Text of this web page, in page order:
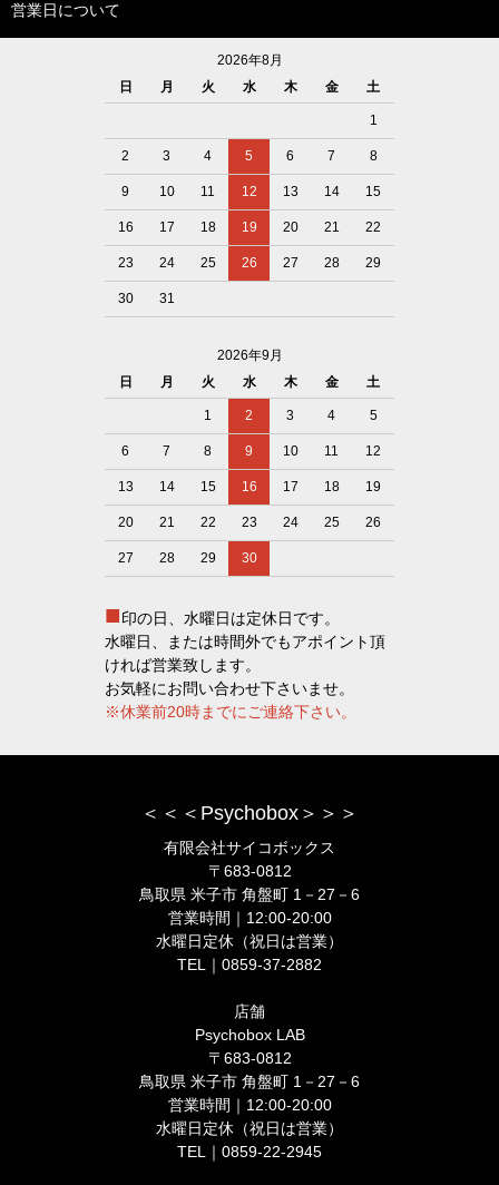
営業日について
2026年8月
日
月 火 水 木 金 土
1
2 3 4 5 6 7 8
9 10 11 12 13 14 15
16 17 18 19 20 21 22
23 24 25 26 27 28 29
30 31
2026年9月
日
月 火 水 木 金 土
1 2 3 4 5
6 7 8 9 10 11 12
13 14 15 16 17 18 19
20 21 22 23 24 25 26
27 28 29 30
■印の日、水曜日は定休日です。
水曜日、または時間外でもアポイント頂
ければ営業致します。
お気軽にお問い合わせ下さいませ。
※休業前20時までにご連絡下さい。
＜＜＜Psychobox＞＞＞
有限会社サイコボックス
〒683-0812
鳥取県 米子市 角盤町 1－27－6
営業時間｜12:00-20:00
水曜日定休（祝日は営業）
TEL｜0859-37-2882
店舗
Psychobox LAB
〒683-0812
鳥取県 米子市 角盤町 1－27－6
営業時間｜12:00-20:00
水曜日定休（祝日は営業）
TEL｜0859-22-2945